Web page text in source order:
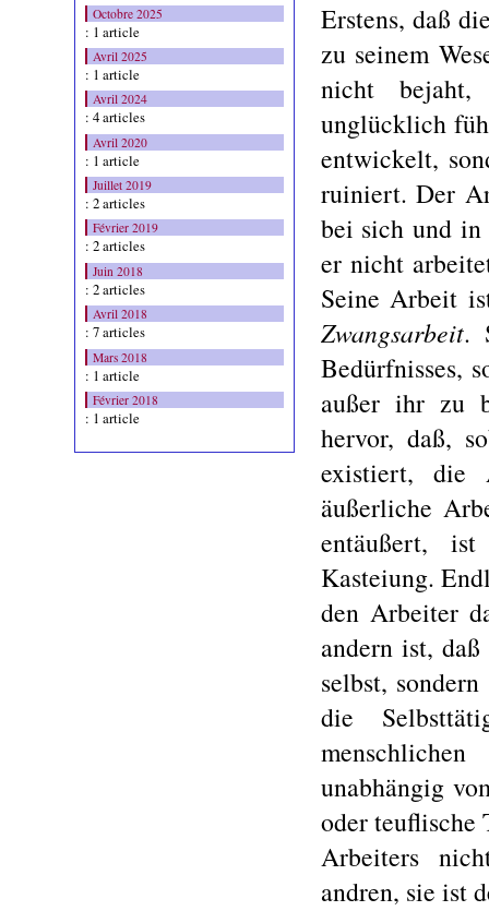
Octobre 2025
: 1 article
Avril 2025
: 1 article
Avril 2024
: 4 articles
Avril 2020
: 1 article
Juillet 2019
: 2 articles
Février 2019
: 2 articles
Juin 2018
: 2 articles
Avril 2018
: 7 articles
Mars 2018
: 1 article
Février 2018
: 1 article
Erstens, daß
zu seinem
nicht bejaht,
unglücklich
entwickelt,
ruiniert. Der
bei sich und
er nicht
Seine Arbeit
Zwangsarbeit.
Bedürfnisses,
außer ihr zu
hervor, daß,
existiert, die
äußerliche
entäußert,
Kasteiung.
den Arbeiter
andern ist,
selbst,
die
unabhängig
oder
Arbeiters
andren, sie ist